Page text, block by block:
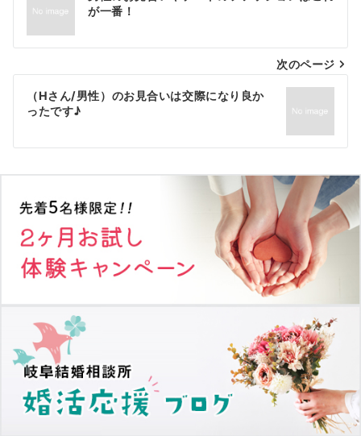
ナ
ビ
シ
ョ
ン
が一番！
次のページ
（Hさん/男性）のお見合いは交際になり良か
ったです♪